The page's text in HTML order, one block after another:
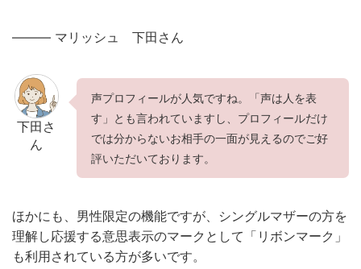
——— マリッシュ 下田さん
下田さ
ん
声プロフィールが人気ですね。「声は人を表
す」とも言われていますし、プロフィールだけ
では分からないお相手の一面が見えるのでご好
評いただいております。
ほかにも、男性限定の機能ですが、シングルマザーの方を
理解し応援する意思表示のマークとして「リボンマーク」
も利用されている方が多いです。